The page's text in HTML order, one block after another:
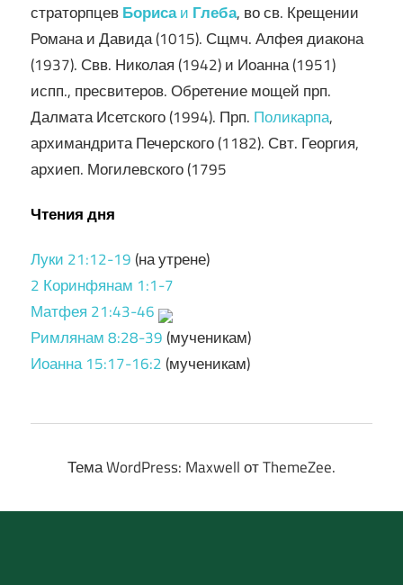
страторпцевБорисаи Глеба, во св. Крещении
Романа и Давида (1015). Сщмч. Алфея диакона
(1937). Свв. Николая (1942) и Иоанна (1951)
испп., пресвитеров. Обретение мощей прп.
Далмата Исетского (1994). Прп. Поликарпа,
архимандрита Печерского (1182). Свт. Георгия,
архиеп. Могилевского (1795
Чтения дня
Луки 21:12-19(на утрене)
2 Коринфянам 1:1-7
Матфея 21:43-46
Римлянам 8:28-39(мученикам)
Иоанна 15:17-16:2(мученикам)
Тема WordPress: Maxwell от ThemeZee.